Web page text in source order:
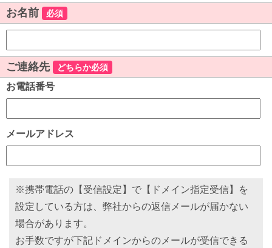
お名前 必須
ご連絡先 どちらか必須
お電話番号
メールアドレス
※携帯電話の【受信設定】で【ドメイン指定受信】を
設定している方は、弊社からの返信メールが届かない
場合があります。
お手数ですが下記ドメインからのメールが受信できる